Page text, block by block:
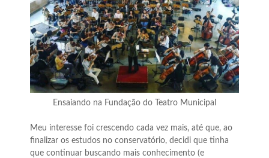
Ensaiando na Fundação do Teatro Municipal
Meu interesse foi crescendo cada vez mais, até que, ao
finalizar os estudos no conservatório, decidi que tinha
que continuar buscando mais conhecimento (e